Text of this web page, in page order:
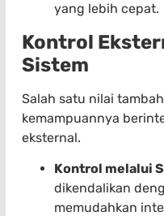
yang lebih cepat.
Kontrol
Sistem
Salah satu nilai tambah
kemampuannya
eksternal.
Kontrol melalui
dikendalikan
memudahkan